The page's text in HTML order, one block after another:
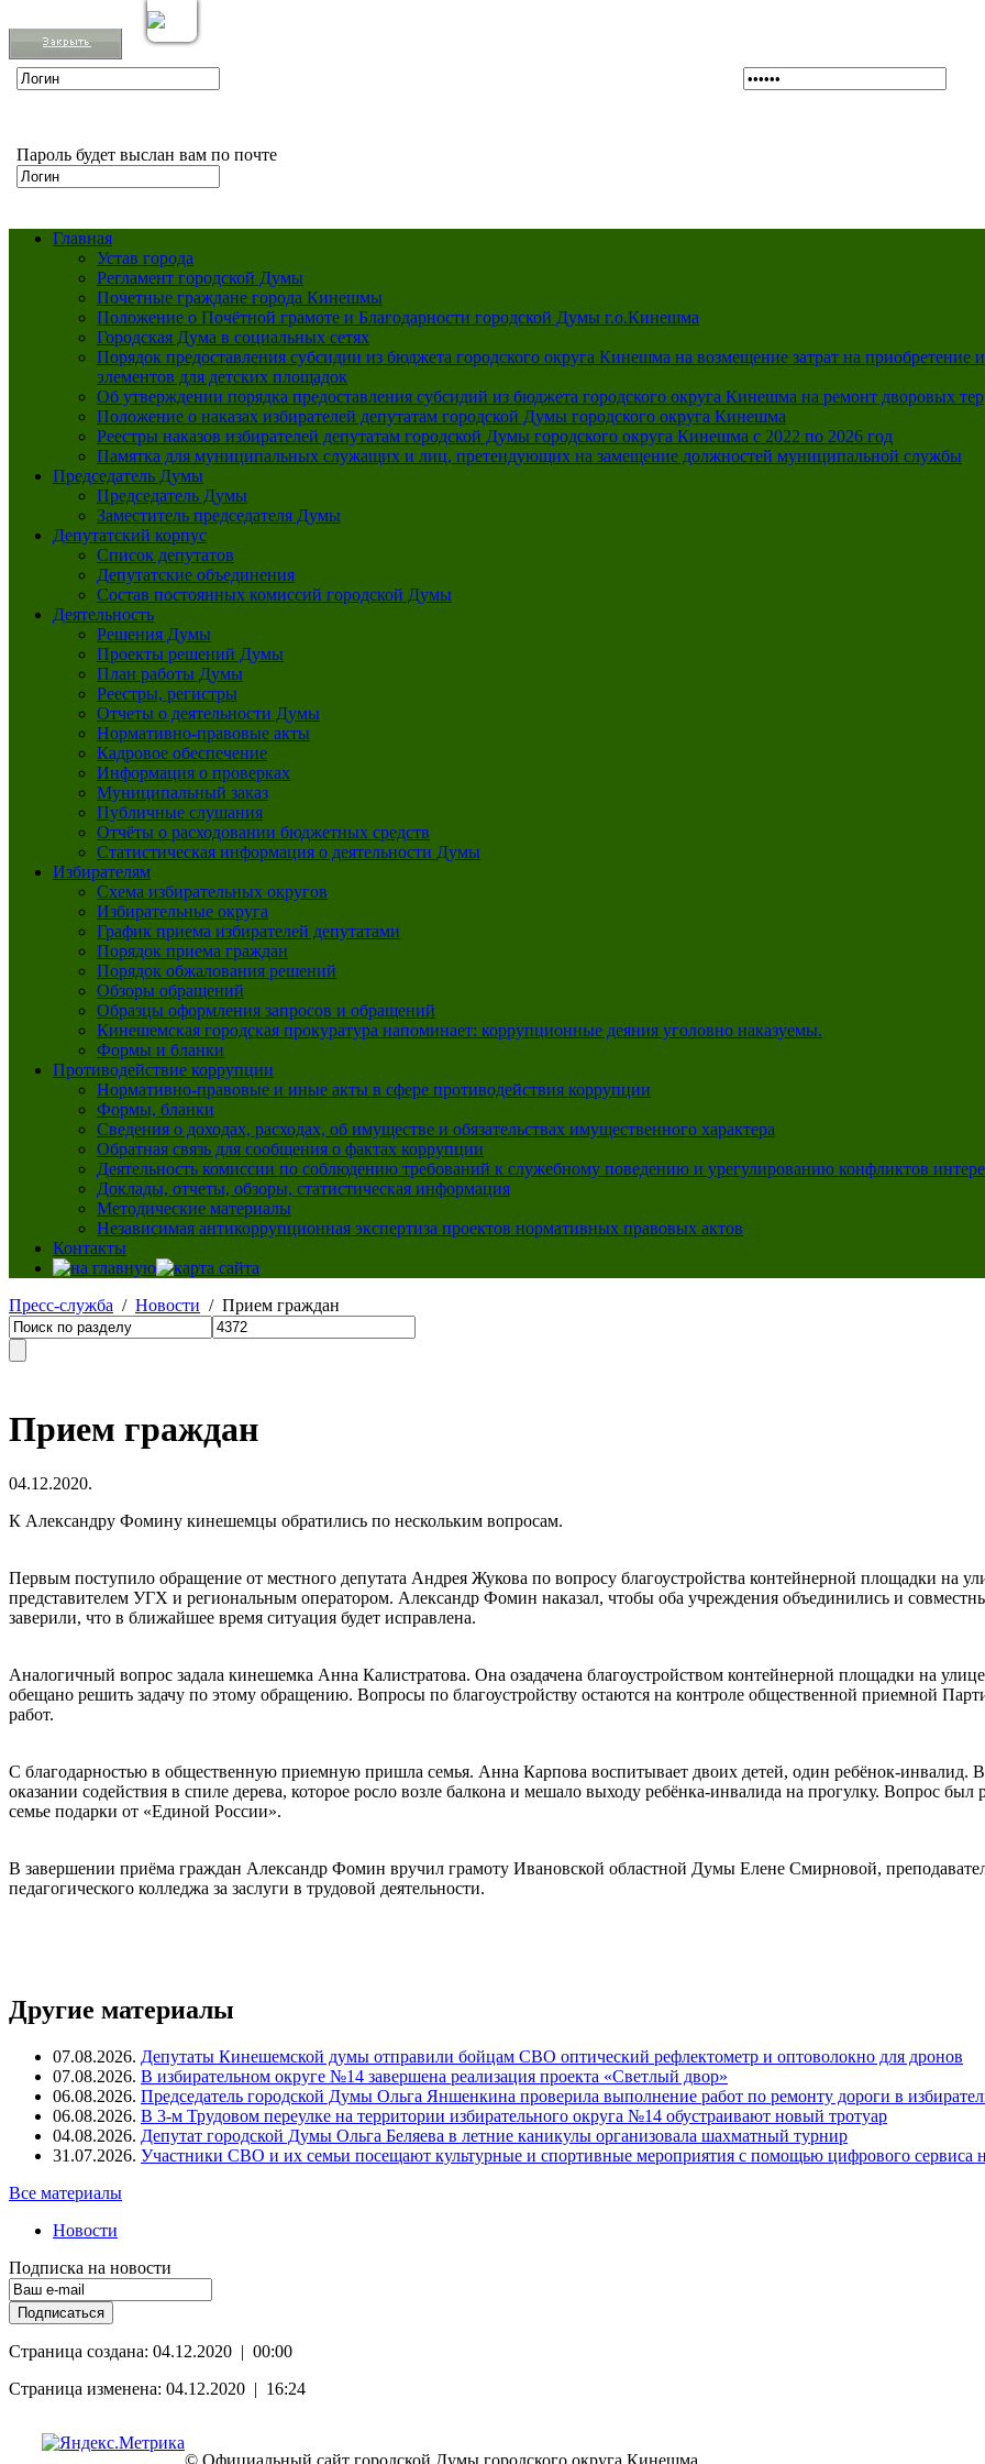
Пароль будет выслан вам по почте
Главная
Устав города
Регламент городской Думы
Почетные граждане города Кинешмы
Положение о Почётной грамоте и Благодарности городской Думы г.о.Кинешма
Городская Дума в социальных сетях
Порядок предоставления субсидии из бюджета городского округа Кинешма на возмещение затрат на
элементов для детских площадок
Об утверждении порядка предоставления субсидий из бюджета городского округа Кинешма на ремонт дворовых
Положение о наказах избирателей депутатам городской Думы городского округа Кинешма
Реестры наказов избирателей депутатам городской Думы городского округа Кинешма с 2022 по 2026 год
Памятка для муниципальных служащих и лиц, претендующих на замещение должностей муниципальной службы
Председатель Думы
Председатель Думы
Заместитель председателя Думы
Депутатский корпус
Список депутатов
Депутатские объединения
Состав постоянных комиссий городской Думы
Деятельность
Решения Думы
Проекты решений Думы
План работы Думы
Реестры, регистры
Отчеты о деятельности Думы
Нормативно-правовые акты
Кадровое обеспечение
Информация о проверках
Муниципальный заказ
Публичные слушания
Отчёты о расходовании бюджетных средств
Статистическая информация о деятельности Думы
Избирателям
Схема избирательных округов
Избирательные округа
График приема избирателей депутатами
Порядок приема граждан
Порядок обжалования решений
Обзоры обращений
Образцы оформления запросов и обращений
Кинешемская городская прокуратура напоминает: коррупционные деяния уголовно наказуемы.
Формы и бланки
Противодействие коррупции
Нормативно-правовые и иные акты в сфере противодействия коррупции
Формы, бланки
Сведения о доходах, расходах, об имуществе и обязательствах имущественного характера
Обратная связь для сообщения о фактах коррупции
Деятельность комиссии по соблюдению требований к служебному поведению и урегулированию конфликтов
Доклады, отчеты, обзоры, статистическая информация
Методические материалы
Независимая антикоррупционная экспертиза проектов нормативных правовых актов
Контакты
Пресс-служба / Новости / Прием граждан
Прием граждан
04.12.2020.
К Александру Фомину кинешемцы обратились по нескольким вопросам.
Первым поступило обращение от местного депутата Андрея Жукова по вопросу благоустройства контейнерной площадки на
представителем УГХ и региональным оператором. Александр Фомин наказал, чтобы оба учреждения объединились и
заверили, что в ближайшее время ситуация будет исправлена.
Аналогичный вопрос задала кинешемка Анна Калистратова. Она озадачена благоустройством контейнерной площадки на
обещано решить задачу по этому обращению. Вопросы по благоустройству остаются на контроле общественной приемной
работ.
С благодарностью в общественную приемную пришла семья. Анна Карпова воспитывает двоих детей, один ребёнок-
оказании содействия в спиле дерева, которое росло возле балкона и мешало выходу ребёнка-инвалида на прогулку. Вопрос
семье подарки от «Единой России».
В завершении приёма граждан Александр Фомин вручил грамоту Ивановской областной Думы Елене Смирновой,
педагогического колледжа за заслуги в трудовой деятельности.
Другие материалы
07.08.2026. Депутаты Кинешемской думы отправили бойцам СВО оптический рефлектометр и оптоволокно для дронов
07.08.2026. В избирательном округе №14 завершена реализация проекта «Светлый двор»
06.08.2026. Председатель городской Думы Ольга Яншенкина проверила выполнение работ по ремонту дороги в
06.08.2026. В 3-м Трудовом переулке на территории избирательного округа №14 обустраивают новый тротуар
04.08.2026. Депутат городской Думы Ольга Беляева в летние каникулы организовала шахматный турнир
31.07.2026. Участники СВО и их семьи посещают культурные и спортивные мероприятия с помощью цифрового сервиса
Все материалы
Новости
Подписка на новости
Страница создана: 04.12.2020 | 00:00
Страница изменена: 04.12.2020 | 16:24
© Официальный сайт городской Думы городского округа Кинешма